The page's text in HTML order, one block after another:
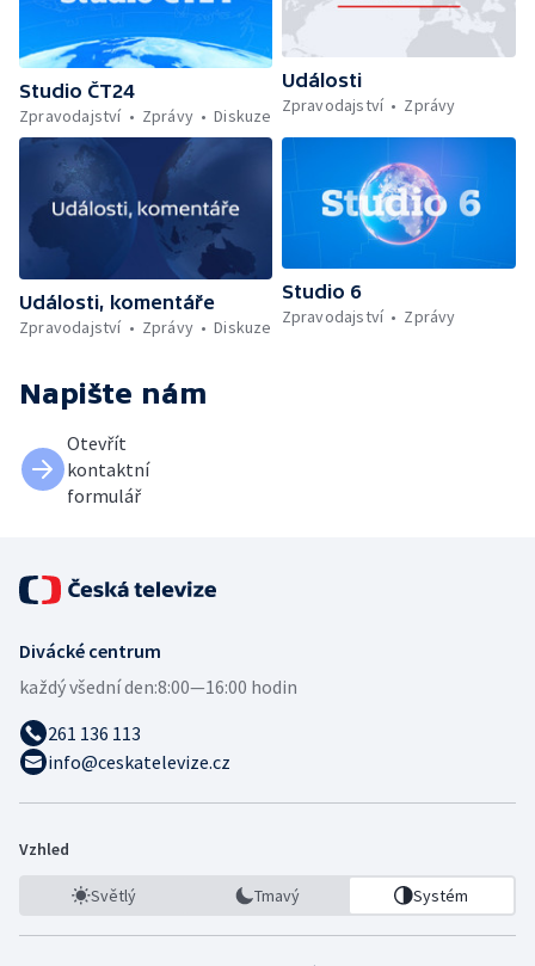
Studio ČT24
Zpravodajství
Zprávy Diskuze
Události
Zpravodajství
Zprávy
Události, komentáře
Zpravodajství
Zprávy Diskuze
Studio 6
Zpravodajství
Zprávy
Napište nám
Otevřít
kontaktní
formulář
Divácké centrum
každý všední den:8:00—16:00 hodin
261 136 113
info@ceskatelevize.cz
Vzhled
Světlý Tmavý Systém